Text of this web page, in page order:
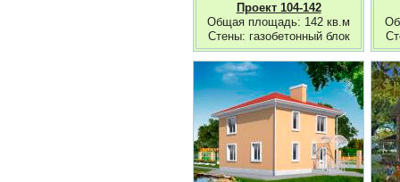
Проект 104-142
Общая площадь: 142 кв.м
Стены: газобетонный блок